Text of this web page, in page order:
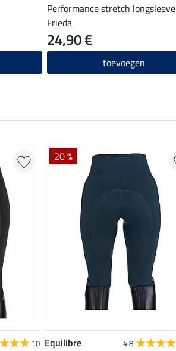
Performance stretch longsleeve
Frieda
24,90 €
toevoegen
10
20 %
Equilibre 4.8